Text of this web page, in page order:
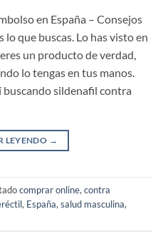
en España – Consejos
que buscas. Lo has visto en
un producto de verdad,
lo tengas en tus manos.
buscando sildenafil contra
LEYENDO →
comprar online, contra
, España, salud masculina,